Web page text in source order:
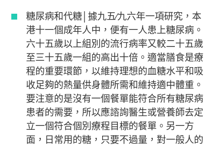
糖尿病和代糖│據九五∕九六年一項研究，本
港十一個成年人中，便有一人患上糖尿病。
六十五歲以上組別的流行病率又較二十五歲
至三十五歲一組的高出十倍。適當膳食是療
程的重要環節，以維持理想的血糖水平和吸
收足夠的熱量供身體所需和維持適中體重。
要注意的是沒有一個餐單能符合所有糖尿病
患者的需要，所以應諮詢醫生或營養師去定
立一個符合個別療程目標的餐單。另一方
面，日常用的糖，只要不過量，對一般人的